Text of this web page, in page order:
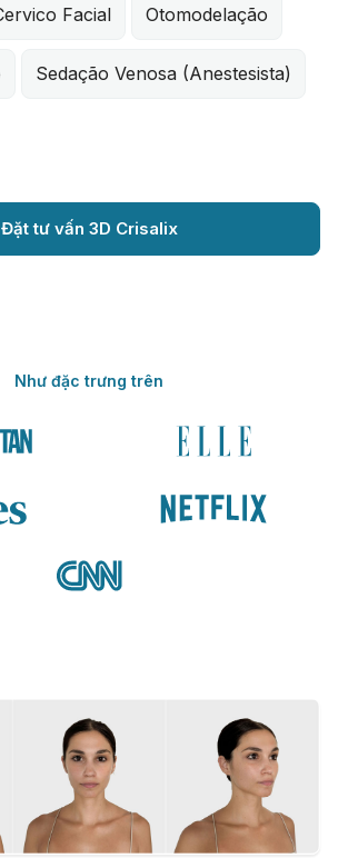
Facial Otomodelação
Sedação Venosa (Anestesista)
Đặt tư vấn 3D Crisalix
Như đặc trưng trên